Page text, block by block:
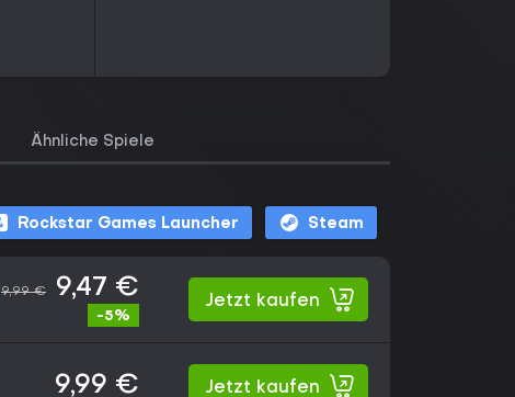
Ähnliche Spiele
Rockstar Games Launcher Steam
9,99 € 9,47 €
-5%
Jetzt kaufen
9,99 € Jetzt kaufen